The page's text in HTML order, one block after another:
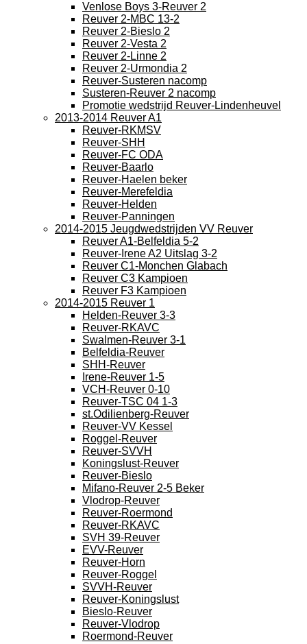
Venlose Boys 3-Reuver 2
Reuver 2-MBC 13-2
Reuver 2-Bieslo 2
Reuver 2-Vesta 2
Reuver 2-Linne 2
Reuver 2-Urmondia 2
Reuver-Susteren nacomp
Susteren-Reuver 2 nacomp
Promotie wedstrijd Reuver-Lindenheuvel
2013-2014 Reuver A1
Reuver-RKMSV
Reuver-SHH
Reuver-FC ODA
Reuver-Baarlo
Reuver-Haelen beker
Reuver-Merefeldia
Reuver-Helden
Reuver-Panningen
2014-2015 Jeugdwedstrijden VV Reuver
Reuver A1-Belfeldia 5-2
Reuver-Irene A2 Uitslag 3-2
Reuver C1-Monchen Glabach
Reuver C3 Kampioen
Reuver F3 Kampioen
2014-2015 Reuver 1
Helden-Reuver 3-3
Reuver-RKAVC
Swalmen-Reuver 3-1
Belfeldia-Reuver
SHH-Reuver
Irene-Reuver 1-5
VCH-Reuver 0-10
Reuver-TSC 04 1-3
st.Odilienberg-Reuver
Reuver-VV Kessel
Roggel-Reuver
Reuver-SVVH
Koningslust-Reuver
Reuver-Bieslo
Mifano-Reuver 2-5 Beker
Vlodrop-Reuver
Reuver-Roermond
Reuver-RKAVC
SVH 39-Reuver
EVV-Reuver
Reuver-Horn
Reuver-Roggel
SVVH-Reuver
Reuver-Koningslust
Bieslo-Reuver
Reuver-Vlodrop
Roermond-Reuver